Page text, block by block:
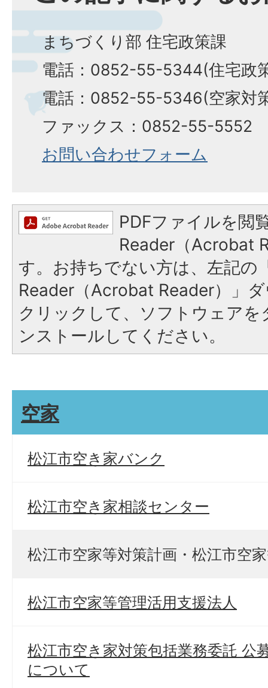
まちづくり部 住宅政策課
電話：0852-55-5344(住宅政
電話：0852-55-5346(空家対
ファックス：0852-55-5552
お問い合わせフォーム
PDFファイルを閲
Reader（Acrobat
す。お持ちでない方は、左記の
Reader（Acrobat Reader）」
クリックして、ソフトウェア
ンストールしてください。
空家
松江市空き家バンク
松江市空き家相談センター
松江市空家等対策計画・松江市空
松江市空家等管理活用支援法人
松江市空き家対策包括業務委託 公
について